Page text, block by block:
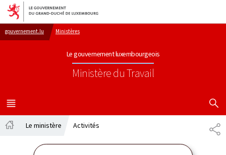
Aller au menu principal
Aller au contenu
gouvernement.lu Ministères
Le gouvernement luxembourgeois
Ministère du Travail
MENU
PRINCIPAL
Le ministère Activités